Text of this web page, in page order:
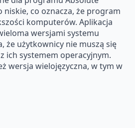
niskie, co oznacza, że program
komputerów. Aplikacja
wersjami systemu
że użytkownicy nie muszą się
ich systemem operacyjnym.
wersja wielojęzyczna, w tym w